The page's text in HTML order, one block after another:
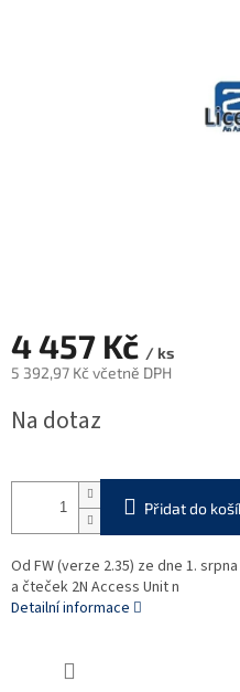
4 457 Kč / ks
5 392,97 Kč včetně DPH
cena:
Na dotaz
Přidat do
Od FW (verze 2.35) ze dne 1.
a čteček 2N Access Unit n
Detailní informace